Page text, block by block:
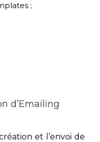
;
d’Emailing
et l’envoi de